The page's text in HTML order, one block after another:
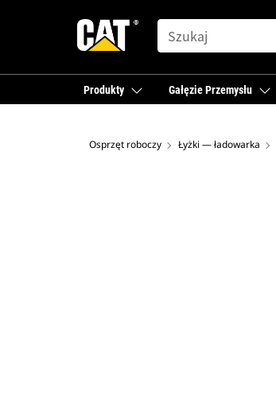
SEARCH
Produkty Gałęzie Przemysłu
Osprzęt roboczy Łyżki — ładowarka